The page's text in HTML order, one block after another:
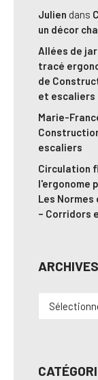
Julien dans
un décor
Allées de
tracé
de
et escaliers
Marie-
escaliers
Circulation
l'ergonome
Les Normes
– Corridors
ARCHIVES
Archives